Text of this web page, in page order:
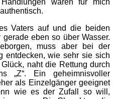
waren für mich
Vaters auf und die beiden
eben so über Wasser.
muss aber bei der
entdecken, wie sehr sie sich
naht die Rettung durch
„Z“. Ein geheimnisvoller
als Einzelgänger geeignet
wie es der Zufall so will,